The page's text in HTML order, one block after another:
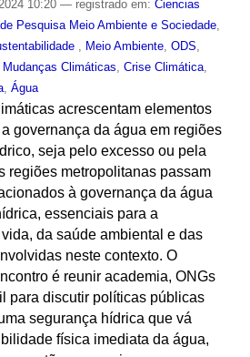
10:20 — registrado em: Ciencias
Pesquisa Meio Ambiente e Sociedade,
, Meio Ambiente, ODS,
Mudanças Climáticas, Crise Climática,
, Água
acrescentam elementos
governança da água em regiões
seja pelo excesso ou pela
regiões metropolitanas passam
à governança da água
essenciais para a
da saúde ambiental e das
neste contexto. O
é reunir academia, ONGs
para discutir políticas públicas
segurança hídrica que vá
física imediata da água,